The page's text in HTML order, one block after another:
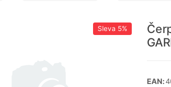
Sleva 5%
EAN: